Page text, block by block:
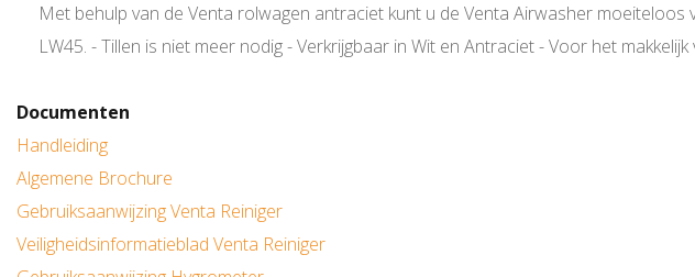
Met behulp van de Venta rolwagen antraciet kunt u de Venta Airwasher
LW45. - Tillen is niet meer nodig - Verkrijgbaar in Wit en Antraciet - Voor het
Documenten
Handleiding
Algemene Brochure
Gebruiksaanwijzing Venta Reiniger
Veiligheidsinformatieblad Venta Reiniger